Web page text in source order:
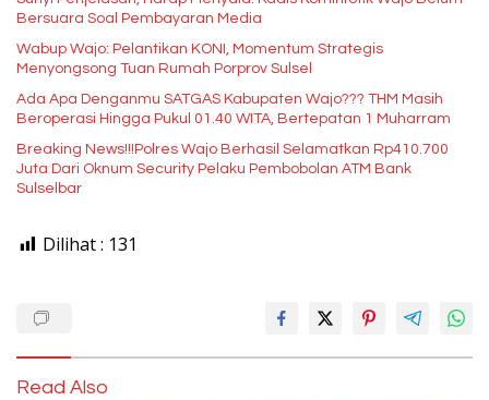
Bersuara Soal Pembayaran Media
Wabup Wajo: Pelantikan KONI, Momentum Strategis
Menyongsong Tuan Rumah Porprov Sulsel
Ada Apa Denganmu SATGAS Kabupaten Wajo??? THM Masih
Beroperasi Hingga Pukul 01.40 WITA, Bertepatan 1 Muharram
Breaking News!!!Polres Wajo Berhasil Selamatkan Rp410.700
Juta Dari Oknum Security Pelaku Pembobolan ATM Bank
Sulselbar
Dilihat : 131
Read Also